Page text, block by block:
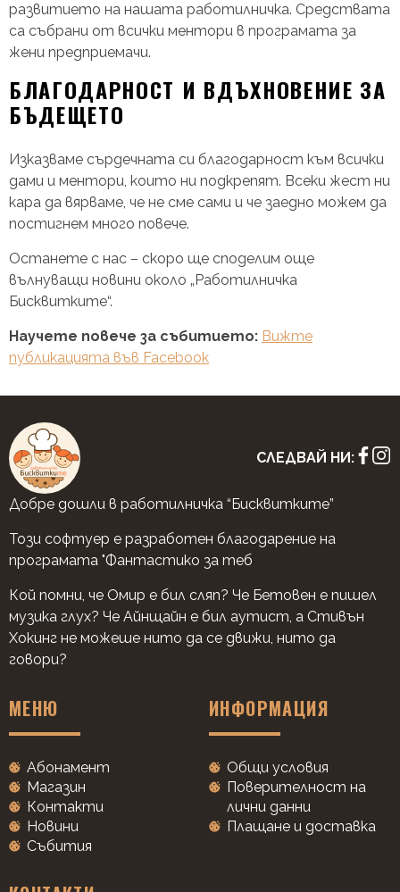
развитието на нашата работилничка. Средствата
са събрани от всички ментори в програмата за
жени предприемачи.
БЛАГОДАРНОСТ И ВДЪХНОВЕНИЕ ЗА
БЪДЕЩЕТО
Изказваме сърдечната си благодарност към всички
дами и ментори, които ни подкрепят. Всеки жест ни
кара да вярваме, че не сме сами и че заедно можем да
постигнем много повече.
Останете с нас – скоро ще споделим още
вълнуващи новини около „Работилничка
Бисквитките“.
Научете повече за събитието: Вижте
публикацията във Facebook
СЛЕДВАЙ НИ:
Добре дошли в работилничка “Бисквитките”
Този софтуер е разработен благодарение на
програмата "Фантастико за теб
Кой помни, че Омир е бил сляп? Че Бетовен е пишел
музика глух? Че Айнщайн е бил аутист, а Стивън
Хокинг не можеше нито да се движи, нито да
говори?
МЕНЮ
Абонамент
Магазин
Контакти
Новини
Събития
ИНФОРМАЦИЯ
Общи условия
Поверителност на
лични данни
Плащане и доставка